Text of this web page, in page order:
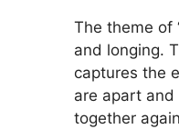
The theme of
and longing.
captures the
are apart
together